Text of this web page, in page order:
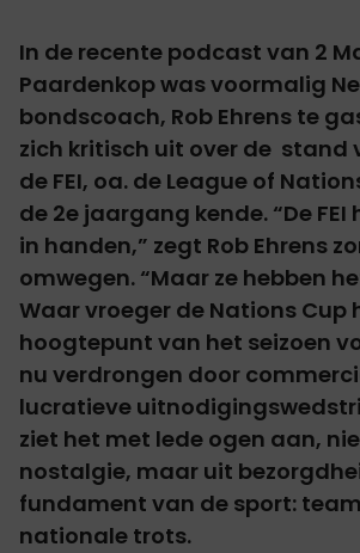
In de recente podcast van 2
Paardenkop was voormalig
bondscoach, Rob Ehrens te
zich kritisch uit over de stand
de FEI, oa. de League of
de 2e jaargang kende. “De
in handen,” zegt Rob Ehrens
omwegen. “Maar ze hebben
Waar vroeger de Nations Cup
hoogtepunt van het seizoen
nu verdrongen door
lucratieve
ziet het met lede ogen aan,
nostalgie, maar uit
fundament van de sport:
nationale trots.